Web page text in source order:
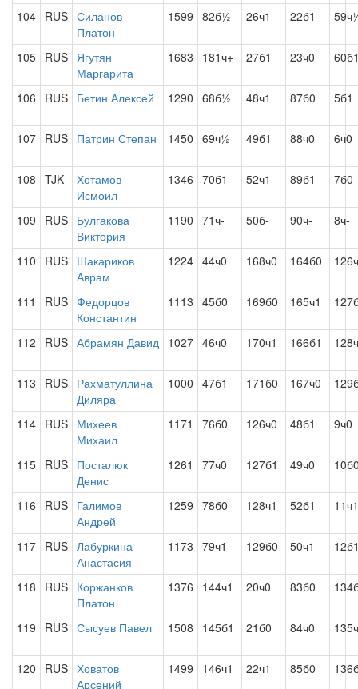
104 RUS Силанов
Платон
1599 82б½ 26ч1 22б1
105 RUS Ягутян
Маргарита
1683 181ч+ 27б1 23ч0
106 RUS Бетин Алексей 1290 68б½ 48ч1 87б0 5б1
107 RUS Патрин Степан 1450 69ч½ 49б1 88ч0 6ч0
108 TJK
Хотамов
Исмоил
1346 70б1 52ч1 89б1 7б0
109 RUS Булгакова
Виктория
1190 71ч- 50б- 90ч- 8ч-
110 RUS Шакариков
Аврам
1224 44ч0 168ч0 164б0
111 RUS Федорцов
Константин
1113 45б0 169б0 165ч1
112 RUS Абрамян Давид 1027 46ч0 170ч1 166б1
113 RUS Рахматуллина
Диляра
1000 47б1 171б0 167ч0
114 RUS Михеев
Михаил
1171 76б0 126ч0 48б1 9ч0
115 RUS Посталюк
Денис
1261 77ч0 127б1 49ч0
116 RUS Галимов
Андрей
1259 78б0 128ч1 52б1 11ч1
117 RUS Лабуркина
Анастасия
1173 79ч1 129б0 50ч1
118 RUS Коржанков
Платон
1376 144ч1 20ч0 83б0
119 RUS Сысуев Павел 1508 145б1 21б0 84ч0
120 RUS Ховатов
Арсений
1499 146ч1 22ч1 85б0